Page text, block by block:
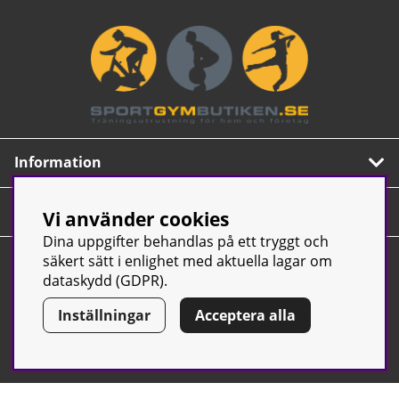
Information
Om oss
Nyhetsbrev
Prenumerera på vårt populära nyhetsbrev. Innehåller
tips, nyheter och våra allra bästa erbjudanden.
OK
Vi använder cookies
Dina uppgifter behandlas på ett tryggt och
säkert sätt i enlighet med aktuella lagar om
dataskydd (GDPR).
Inställningar
Acceptera alla